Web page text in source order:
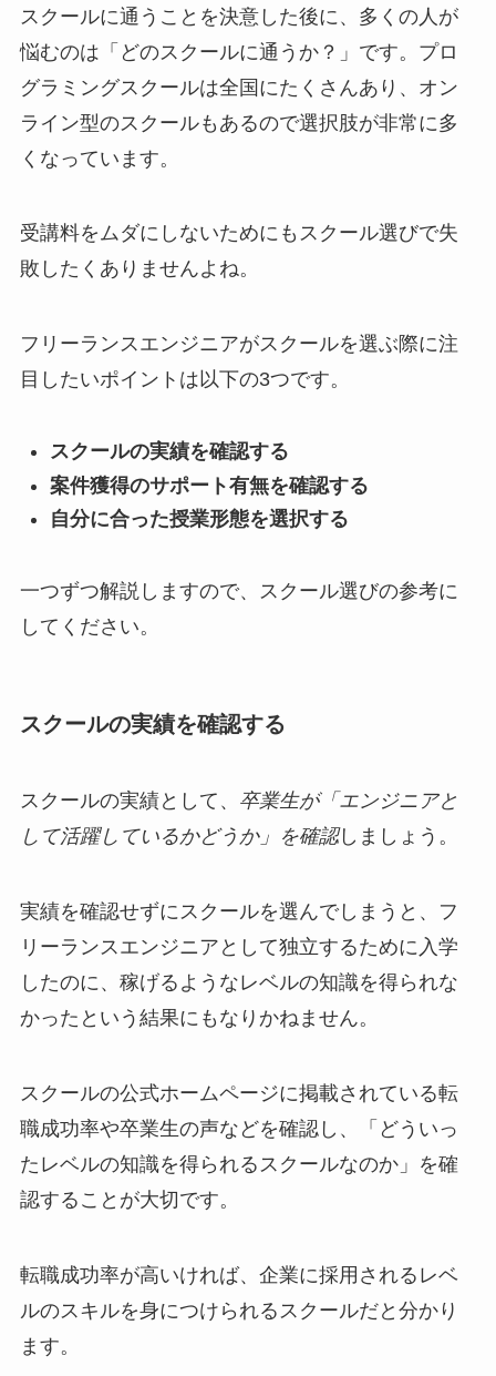
スクールに通うことを決意した後に、多くの人が
悩むのは「どのスクールに通うか？」です。プロ
グラミングスクールは全国にたくさんあり、オン
ライン型のスクールもあるので選択肢が非常に多
くなっています。
受講料をムダにしないためにもスクール選びで失
敗したくありませんよね。
フリーランスエンジニアがスクールを選ぶ際に注
目したいポイントは以下の3つです。
スクールの実績を確認する
案件獲得のサポート有無を確認する
自分に合った授業形態を選択する
一つずつ解説しますので、スクール選びの参考に
してください。
スクールの実績を確認する
スクールの実績として、 卒業生が「エンジニアと
して活躍しているかどうか」を確認しましょう。
実績を確認せずにスクールを選んでしまうと、フ
リーランスエンジニアとして独立するために入学
したのに、稼げるようなレベルの知識を得られな
かったという結果にもなりかねません。
スクールの公式ホームページに掲載されている転
職成功率や卒業生の声などを確認し、「どういっ
たレベルの知識を得られるスクールなのか」を確
認することが大切です。
転職成功率が高いければ、企業に採用されるレベ
ルのスキルを身につけられるスクールだと分かり
ます。